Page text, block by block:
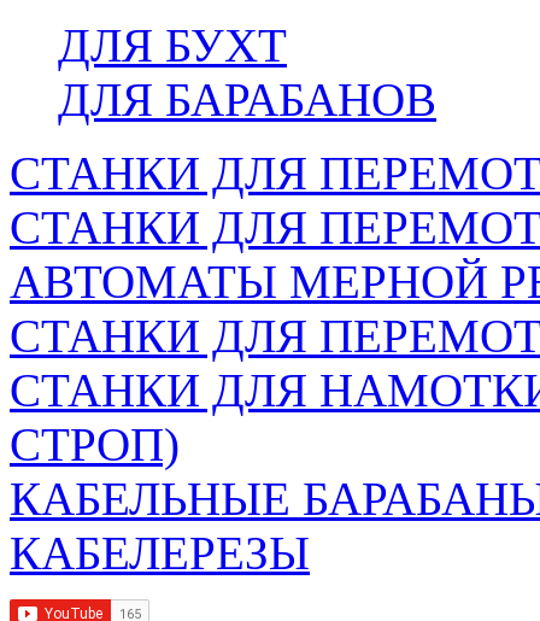
ДЛЯ БУХТ
ДЛЯ БАРАБАНОВ
СТАНКИ ДЛЯ
СТАНКИ ДЛЯ
АВТОМАТЫ МЕРНОЙ
СТАНКИ ДЛЯ
СТАНКИ ДЛЯ
СТРОП)
КАБЕЛЬНЫЕ
КАБЕЛЕРЕЗЫ